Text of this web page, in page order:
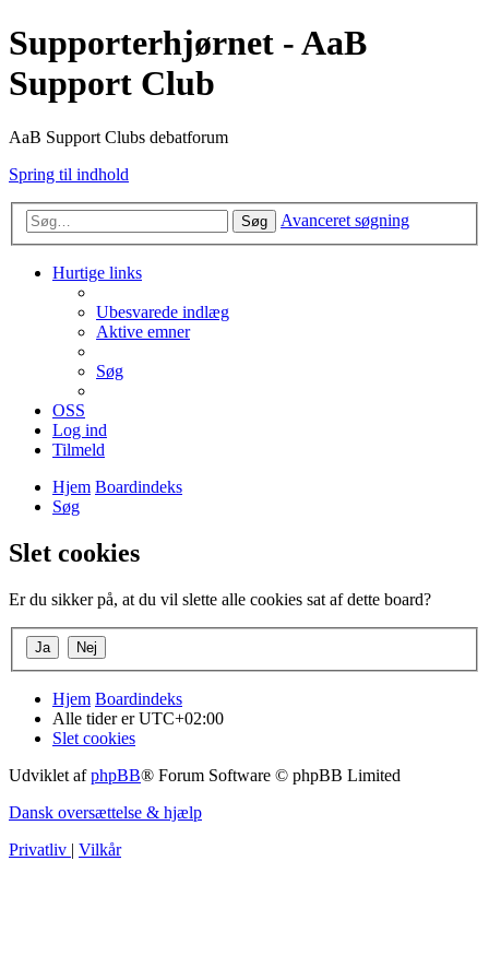
Supporterhjørnet - AaB
Support Club
AaB Support Clubs debatforum
Spring til indhold
Søg Avanceret søgning
Hurtige links
Ubesvarede indlæg
Aktive emner
Søg
OSS
Log ind
Tilmeld
Hjem Boardindeks
Søg
Slet cookies
Er du sikker på, at du vil slette alle cookies sat af dette board?
Hjem Boardindeks
Alle tider erUTC+02:00
Slet cookies
Udviklet afphpBB® Forum Software © phpBB Limited
Dansk oversættelse & hjælp
Privatliv | Vilkår